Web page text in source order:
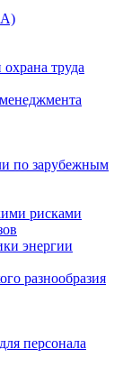
труда
по зарубежным
рисками
энергии
разнообразия
персонала